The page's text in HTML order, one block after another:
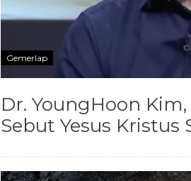
Gemerlap
Dr. YoungHoon
Sebut Yesus Kristus